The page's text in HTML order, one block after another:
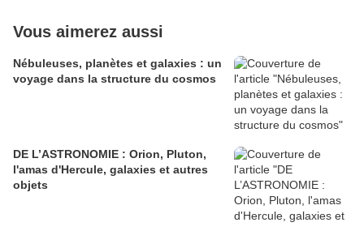
Vous aimerez aussi
Nébuleuses, planètes et galaxies : un
voyage dans la structure du cosmos
DE L’ASTRONOMIE : Orion, Pluton,
l'amas d'Hercule, galaxies et autres
objets